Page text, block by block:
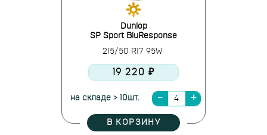
Dunlop
SP Sport BluResponse
215/50 R17 95W
19 220 ₽
на складе > 10шт.
В КОРЗИНУ